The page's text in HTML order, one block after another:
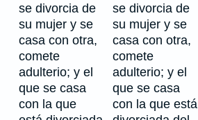
se divorcia de
su mujer y se
casa con otra,
comete
adulterio; y el
que se casa
con la que
se divorcia de
su mujer y se
casa con otra,
comete
adulterio; y el
que se casa
con la que está